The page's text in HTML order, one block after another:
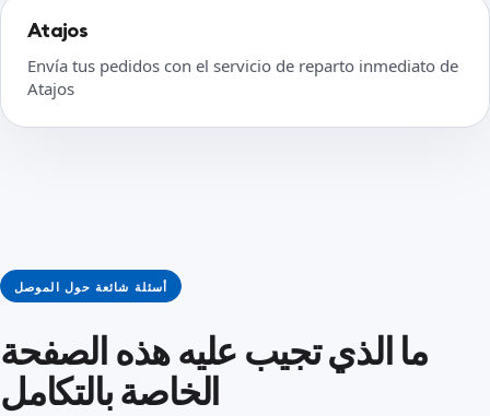
Atajos
Envía tus pedidos con el servicio de reparto inmediato de
Atajos
أسئلة شائعة حول الموصل
ما الذي تجيب عليه هذه الصفحة
الخاصة بالتكامل